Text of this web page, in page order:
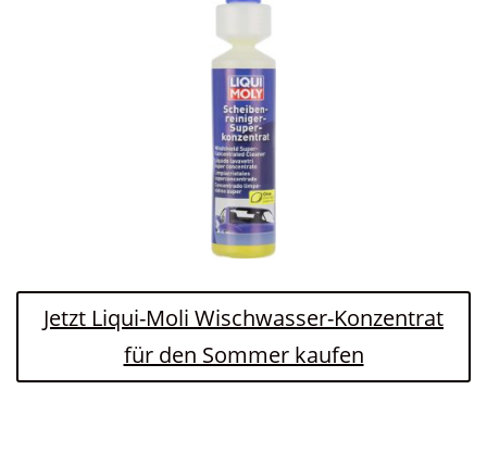
Jetzt Liqui-Moli Wischwasser-Konzentrat
für den Sommer kaufen